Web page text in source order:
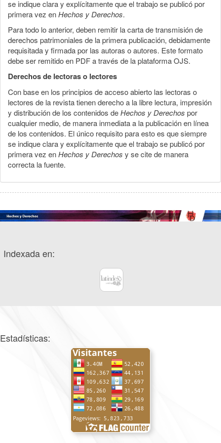
se indique clara y explícitamente que el trabajo se publicó por
primera vez enHechos y Derechos.
Para todo lo anterior, deben remitir la carta de transmisión de
derechos patrimoniales de la primera publicación, debidamente
requisitada y firmada por las autoras o autores. Este formato
debe ser remitido en PDF a través de la plataforma OJS.
Derechos de lectoras o lectores
Con base en los principios de acceso abierto las lectoras o
lectores de la revista tienen derecho a la libre lectura, impresión
y distribución de los contenidos deHechos y Derechos por
cualquier medio, de manera inmediata a la publicación en línea
de los contenidos. El único requisito para esto es que siempre
se indique clara y explícitamente que el trabajo se publicó por
primera vez enHechos y Derechos y se cite de manera
correcta la fuente.
Indexada en:
Estadísticas: